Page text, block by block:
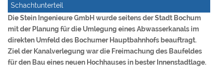
Schachtunterteil
Die Stein Ingenieure GmbH wurde seitens der Stadt Bochum
mit der Planung für die Umlegung eines Abwasserkanals im
direkten Umfeld des Bochumer Hauptbahnhofs beauftragt.
Ziel der Kanalverlegung war die Freimachung des Baufeldes
für den Bau eines neuen Hochhauses in bester Innenstadtlage.